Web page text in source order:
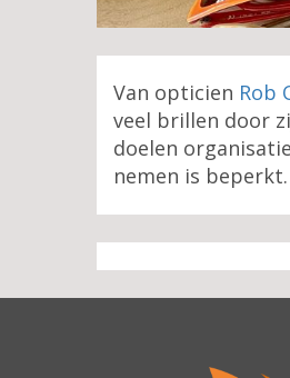
Van opticien Rob
veel brillen door
doelen
nemen is